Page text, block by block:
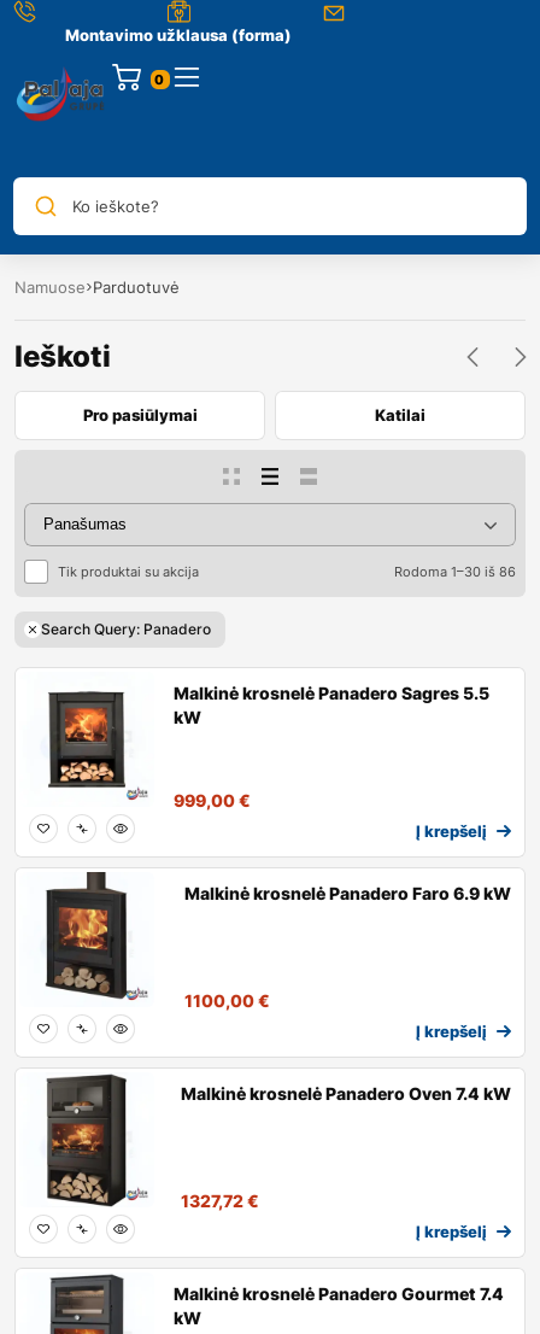
Montavimo užklausa (forma)
0
Ko ieškote?
Namuose Parduotuvė
Ieškoti
Pro pasiūlymai Katilai
Tik produktai su akcija Rodoma 1–30 iš 86
Search Query: Panadero
Malkinė krosnelė Panadero Sagres 5.5
kW
999,00€
Į krepšelį
Malkinė krosnelė Panadero Faro 6.9 kW
1100,00€
Į krepšelį
Malkinė krosnelė Panadero Oven 7.4 kW
1327,72€
Į krepšelį
Malkinė krosnelė Panadero Gourmet 7.4
kW